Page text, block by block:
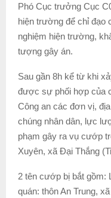
Phó Cục trưởng Cục
hiện trường để chỉ
nghiệm hiện trường,
tượng gây án.
Sau gần 8h kể từ khi
được sự phối hợp của
Công an các đơn vị,
chúng nhân dân, lực
phạm gây ra vụ cướp
Xuyên, xã Đại Thắng
2 tên cướp bị bắt gồm:
quán: thôn An Trung,